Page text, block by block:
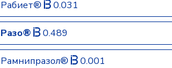
Рабиет® 0.031
Разо® 0.489
Рамнипразол® 0.001